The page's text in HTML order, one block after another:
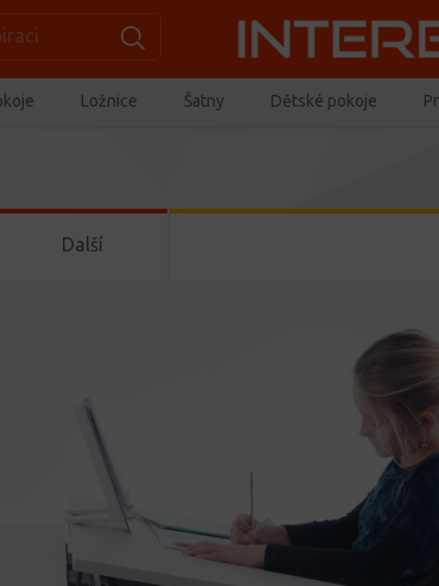
Ložnice Šatny Dětské pokoje
Další